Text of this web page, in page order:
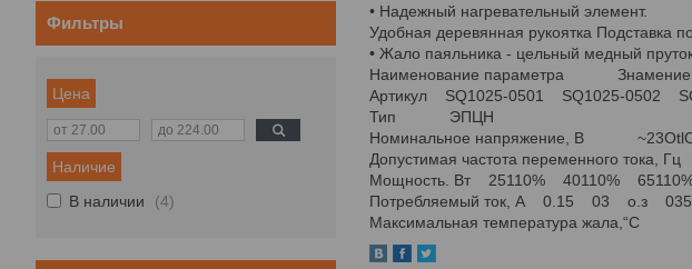
• Надежный нагревательный элемент.
Удобная деревянная рукоятка Подставка
• Жало паяльника - цельный медный
Наименование параметра
Артикул SQ1025-0501 SQ1025-0502
Тип ЭПЦН
Номинальное напряжение, В
Допустимая частота переменного
Мощность. Вт 25110% 40110%
Потребляемый ток, А 0.15 03 о.з
Максимальная температура
Фильтры
Цена
Наличие
В наличии
4